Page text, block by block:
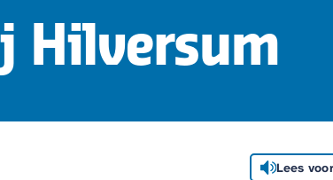
Hilversum
Lees voor